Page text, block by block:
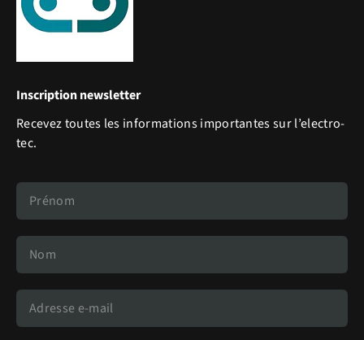
Inscription newsletter
Recevez toutes les informations importantes sur l’electro-
tec.